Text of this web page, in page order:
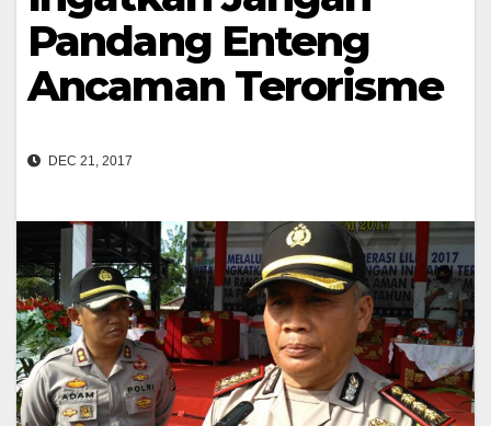
Pandang Enteng
Ancaman Terorisme
DEC 21, 2017